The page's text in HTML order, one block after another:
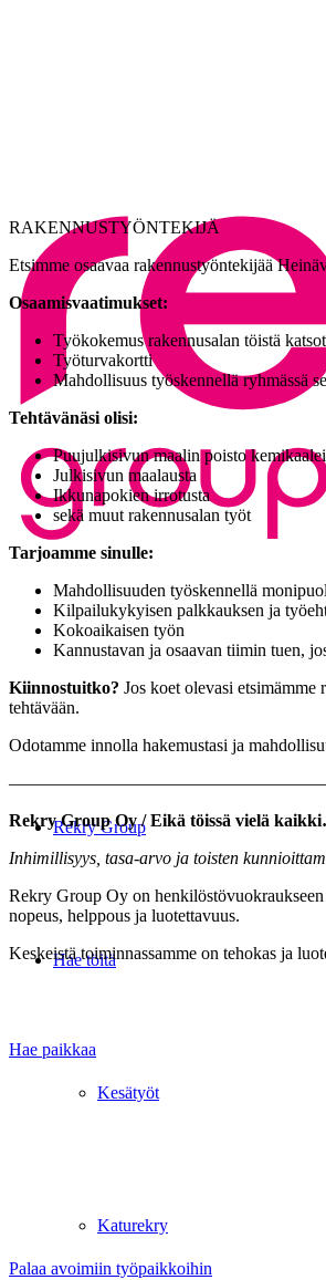
Rekry Group
Hae töitä
Kesätyöt
Katurekry
RAKENNUSTYÖNTEKIJÄ
Etsimme osaavaa rakennustyöntekijää
Osaamisvaatimukset:
Työkokemus rakennusalan töistä
Työturvakortti
Mahdollisuus työskennellä ryhmässä
Tehtävänäsi olisi:
Puujulkisivun maalin poisto
Julkisivun maalausta
Ikkunapokien irrotusta
sekä muut rakennusalan työt
Tarjoamme sinulle:
Mahdollisuuden työskennellä
Kilpailukykyisen palkkauksen ja
Kokoaikaisen työn
Kannustavan ja osaavan tiimin tuen,
Kiinnostuitko? Jos koet olevasi
tehtävään.
Odotamme innolla hakemustasi ja
Rekry Group Oy / Eikä töissä vielä
Inhimillisyys, tasa-arvo ja toisten
Rekry Group Oy on
nopeus, helppous ja luotettavuus.
Keskeistä toiminnassamme on tehokas ja
Hae paikkaa
Palaa avoimiin työpaikkoihin